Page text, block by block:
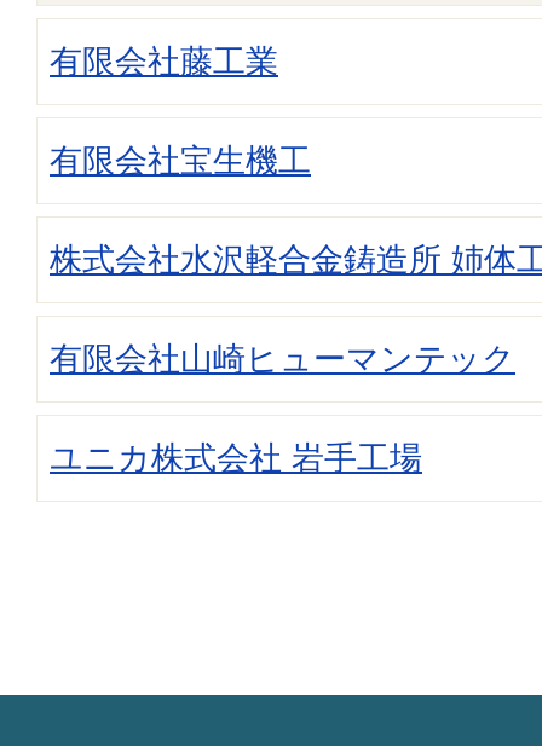
有限会社藤工業
有限会社宝生機工
株式会社水沢軽合金鋳造所 姉体
有限会社山崎ヒューマンテック
ユニカ株式会社 岩手工場